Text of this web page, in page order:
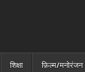
शिक्षा फ़िल्म/मनोरंजन